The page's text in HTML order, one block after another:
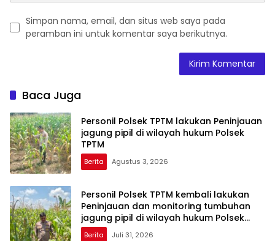
Simpan nama, email, dan situs web saya pada
peramban ini untuk komentar saya berikutnya.
Baca Juga
Personil Polsek TPTM lakukan Peninjauan
jagung pipil di wilayah hukum Polsek
TPTM
Berita Agustus 3, 2026
Personil Polsek TPTM kembali lakukan
Peninjauan dan monitoring tumbuhan
jagung pipil di wilayah hukum Polsek
TPTM
Berita Juli 31, 2026